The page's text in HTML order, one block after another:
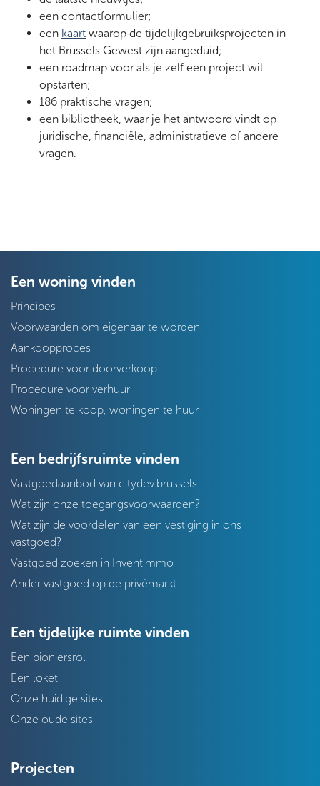
een contactformulier;
een kaart waarop de tijdelijkgebruiksprojecten in
het Brussels Gewest zijn aangeduid;
een roadmap voor als je zelf een project wil
opstarten;
186 praktische vragen;
een bibliotheek, waar je het antwoord vindt op
juridische, financiële, administratieve of andere
vragen.
Een woning vinden
Principes
Voorwaarden om eigenaar te worden
Aankoopproces
Procedure voor doorverkoop
Procedure voor verhuur
Woningen te koop, woningen te huur
Een bedrijfsruimte vinden
Vastgoedaanbod van citydev.brussels
Wat zijn onze toegangsvoorwaarden?
Wat zijn de voordelen van een vestiging in ons
vastgoed?
Vastgoed zoeken in Inventimmo
Ander vastgoed op de privémarkt
Een tijdelijke ruimte vinden
Een pioniersrol
Een loket
Onze huidige sites
Onze oude sites
Projecten